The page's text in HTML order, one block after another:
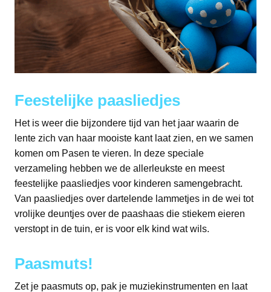
Feestelijke paasliedjes
Het is weer die bijzondere tijd van het jaar waarin de
lente zich van haar mooiste kant laat zien, en we samen
komen om Pasen te vieren. In deze speciale
verzameling hebben we de allerleukste en meest
feestelijke paasliedjes voor kinderen samengebracht.
Van paasliedjes over dartelende lammetjes in de wei tot
vrolijke deuntjes over de paashaas die stiekem eieren
verstopt in de tuin, er is voor elk kind wat wils.
Paasmuts!
Zet je paasmuts op, pak je muziekinstrumenten en laat